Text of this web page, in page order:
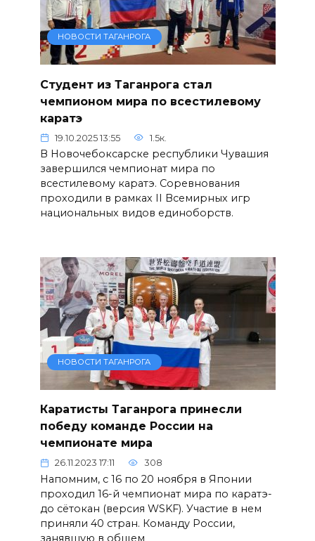
НОВОСТИ ТАГАНРОГА
Студент из Таганрога стал
чемпионом мира по всестилевому
каратэ
19.10.2025 13:55 1.5к.
В Новочебоксарске республики Чувашия
завершился чемпионат мира по
всестилевому каратэ. Соревнования
проходили в рамках II Всемирных игр
национальных видов единоборств.
НОВОСТИ ТАГАНРОГА
Каратисты Таганрога принесли
победу команде России на
чемпионате мира
26.11.2023 17:11 308
Напомним, с 16 по 20 ноября в Японии
проходил 16-й чемпионат мира по каратэ-
до сётокан (версия WSKF). Участие в нем
приняли 40 стран. Команду России,
занявшую в общем